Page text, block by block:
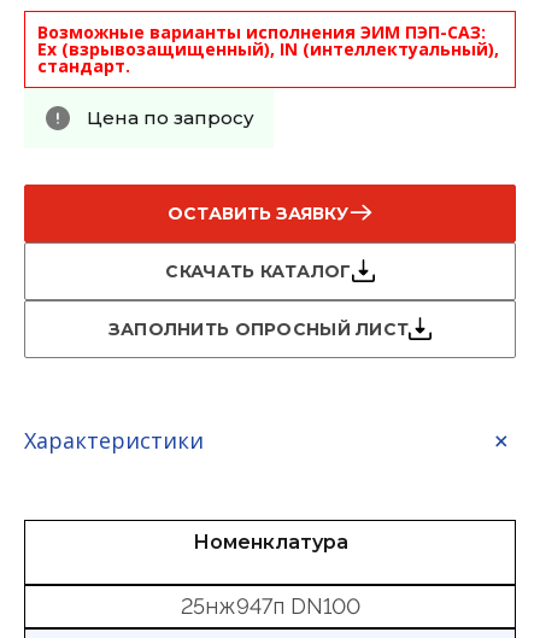
Возможные варианты исполнения ЭИМ ПЭП-САЗ:
Ex (взрывозащищенный), IN (интеллектуальный),
стандарт.
Цена по запросу
ОСТАВИТЬ ЗАЯВКУ
СКАЧАТЬ КАТАЛОГ
ЗАПОЛНИТЬ ОПРОСНЫЙ ЛИСТ
Характеристики
Номенклатура
25нж947п DN100